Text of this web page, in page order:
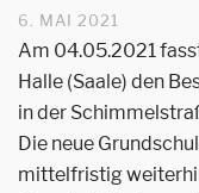
6. MAI 2021
Am 04.05.2021
Halle (Saale) den
in der
Die neue
mittelfristig